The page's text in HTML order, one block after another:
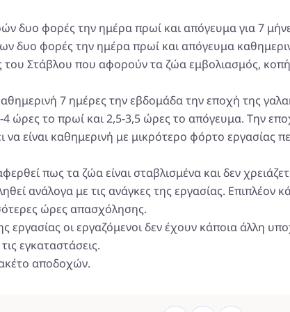
δυο φορές την ημέρα πρωί και απόγευμα για 7
δυο φορές την ημέρα πρωί και απόγευμα
του Στάβλου που αφορούν τα ζώα εμβολιασμός,
7 ημέρες την εβδομάδα την εποχή της
4 ώρες το πρωί και 2,5-3,5 ώρες το απόγευμα. Την
να είναι καθημερινή με μικρότερο φόρτο εργασίας
πως τα ζώα είναι σταβλισμένα και δεν
ανάλογα με τις ανάγκες της εργασίας. Επιπλέον
ώρες απασχόλησης.
εργασίας οι εργαζόμενοι δεν έχουν κάποια άλλη
εγκαταστάσεις.
αποδοχών.